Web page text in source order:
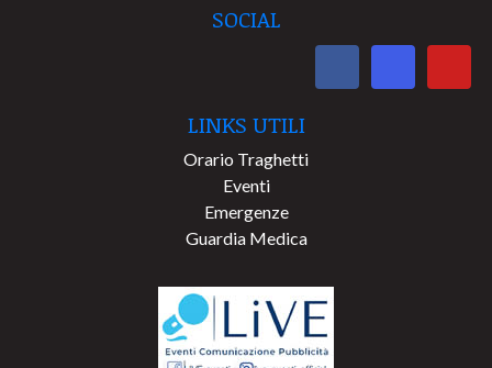
SOCIAL
LINKS UTILI
Orario Traghetti
Eventi
Emergenze
Guardia Medica